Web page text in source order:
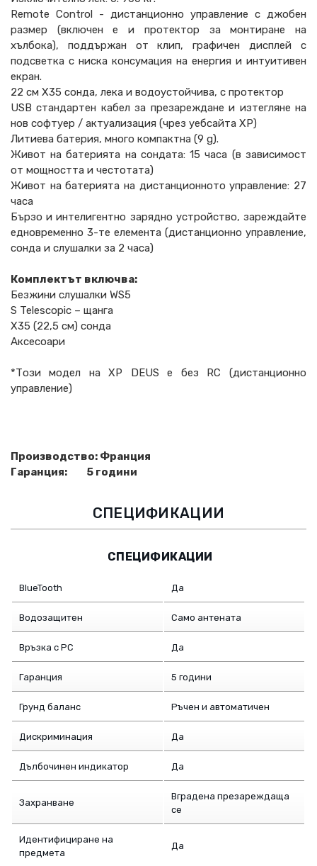
Remote Control - дистанционно управление с джобен
размер (включен е и протектор за монтиране на
хълбока), поддържан от клип, графичен дисплей с
подсветка с ниска консумация на енергия и интуитивен
екран.
22 см X35 сонда, лека и водоустойчива, с протектор
USB стандартен кабел за презареждане и изтегляне на
нов софтуер / актуализация (чрез уебсайта XP)
Литиева батерия, много компактна (9 g).
Живот на батерията на сондата: 15 часа (в зависимост
от мощността и честотата)
Живот на батерията на дистанционното управление: 27
часа
Бързо и интелигентно зарядно устройство, зареждайте
едновременно 3-те елемента (дистанционно управление,
сонда и слушалки за 2 часа)
Комплектът включва:
Безжини слушалки WS5
S Telescopic – щанга
X35 (22,5 см) сонда
Аксесоари
*Този модел на XP DEUS е без RC (дистанционно
управление)
Производство: Франция
Гаранция: 5 години
СПЕЦИФИКАЦИИ
СПЕЦИФИКАЦИИ
BlueTooth Да
Водозащитен Само антената
Връзка с PC Да
Гаранция 5 години
Грунд баланс Ръчен и автоматичен
Дискриминация Да
Дълбочинен индикатор Да
Захранване
Вградена презареждаща
се
Идентифициране на
предмета
Да